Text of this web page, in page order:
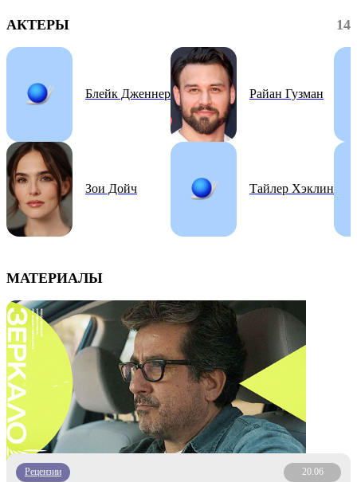
АКТЕРЫ 14
Блейк Дженнер
Зои Дойч
Райан Гузман
Тайлер Хэклин
МАТЕРИАЛЫ
Рецензии 20.06